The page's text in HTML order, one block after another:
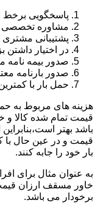
پاسخگویی برخط و
مشاوره تخصصی
پشتیبانی مشتری
در اختیار داشتن
صدور بیمه نامه
صدور بارنامه
حمل بار با
هزینه های مربوط به
قیمت تمام شده کالا و
باشد بهتر
قیمت و در عین حال با
بار خود را جابه کنند.
به عنوان مثال برای
خاور مسقف ارزان
برخودار می باشد.